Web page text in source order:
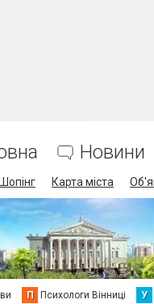
Новини
Шопінг Карта міста
П Психологи Вінниці У